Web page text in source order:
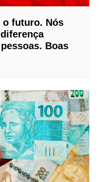
o futuro. Nós
Boas